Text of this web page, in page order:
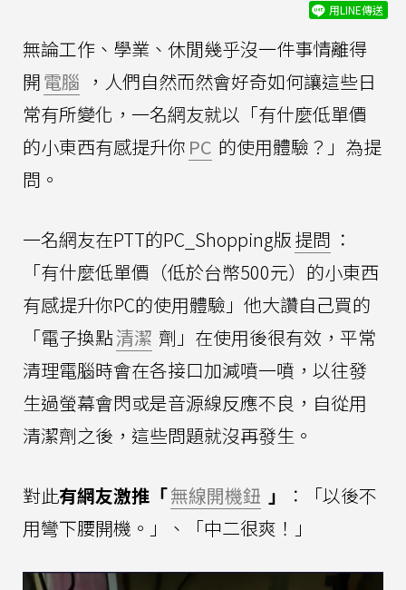
用LINE傳送
無論工作、學業、休閒幾乎沒一件事情離得
開電腦 ，人們自然而然會好奇如何讓這些日
常有所變化，一名網友就以「有什麼低單價
的小東西有感提升你 PC 的使用體驗？」為提
問。
一名網友在PTT的PC_Shopping版提問 ：
「有什麼低單價（低於台幣500元）的小東西
有感提升你PC的使用體驗」他大讚自己買的
「電子換點清潔 劑」在使用後很有效，平常
清理電腦時會在各接口加減噴一噴，以往發
生過螢幕會閃或是音源線反應不良，自從用
清潔劑之後，這些問題就沒再發生。
對此有網友激推「無線開機鈕 」
：「以後不
用彎下腰開機。」、「中二很爽！」